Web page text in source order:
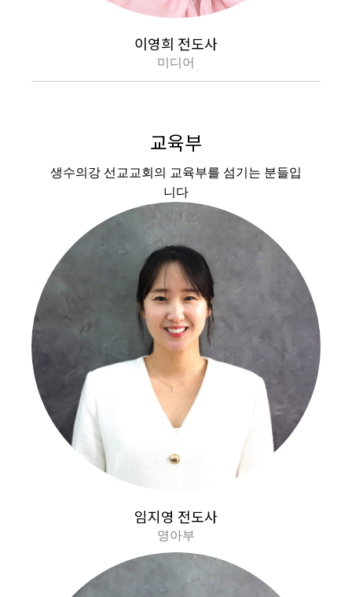
이영희 전도사
미디어
교육부
생수의강 선교교회의 교육부를 섬기는 분들입
니다
임지영 전도사
영아부